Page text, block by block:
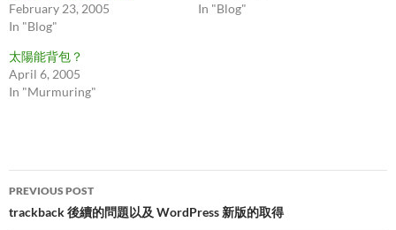
February 23, 2005
In "Blog"
In "Blog"
太陽能背包？
April 6, 2005
In "Murmuring"
Post
navigation
PREVIOUS POST
trackback 後續的問題以及 WordPress 新版的取得